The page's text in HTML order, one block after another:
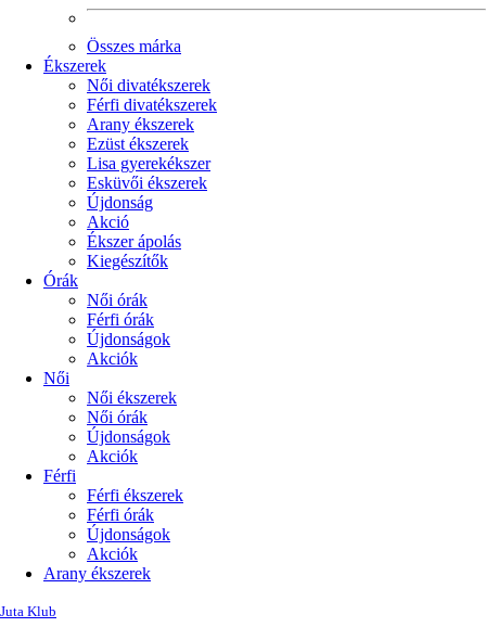
Összes márka
Ékszerek
Női divatékszerek
Férfi divatékszerek
Arany ékszerek
Ezüst ékszerek
Lisa gyerekékszer
Esküvői ékszerek
Újdonság
Akció
Ékszer ápolás
Kiegészítők
Órák
Női órák
Férfi órák
Újdonságok
Akciók
Női
Női ékszerek
Női órák
Újdonságok
Akciók
Férfi
Férfi ékszerek
Férfi órák
Újdonságok
Akciók
Arany ékszerek
Juta Klub